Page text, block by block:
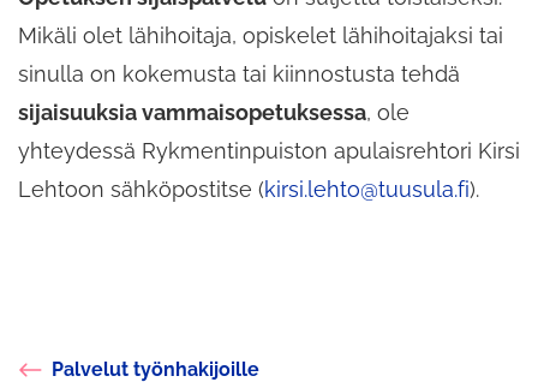
Palvelut työnhakijoille
Mikäli olet lähihoitaja, opiskelet lähihoitajaksi tai
sinulla on kokemusta tai kiinnostusta tehdä
sijaisuuksia vammaisopetuksessa, ole
yhteydessä Rykmentinpuiston apulaisrehtori Kirsi
Lehtoon sähköpostitse (kirsi.lehto@tuusula.fi).